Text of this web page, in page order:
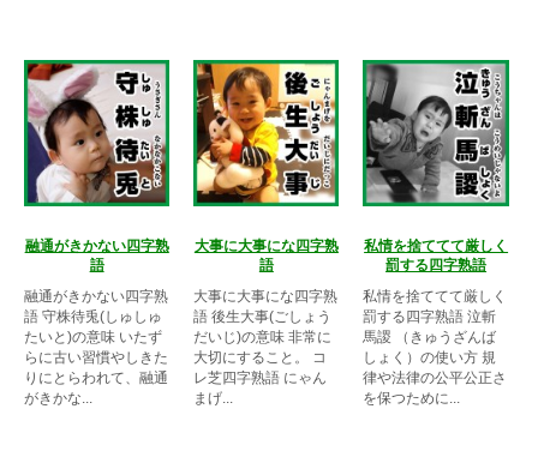
融通がきかない四字熟
語
融通がきかない四字熟
語 守株待兎(しゅしゅ
たいと)の意味 いたず
らに古い習慣やしきた
りにとらわれて、融通
がきかな...
大事に大事にな四字熟
語
大事に大事にな四字熟
語 後生大事(ごしょう
だいじ)の意味 非常に
大切にすること。 コ
レ芝四字熟語 にゃん
まげ...
私情を捨ててて厳しく
罰する四字熟語
私情を捨ててて厳しく
罰する四字熟語 泣斬
馬謖 （きゅうざんば
しょく）の使い方 規
律や法律の公平公正さ
を保つために...